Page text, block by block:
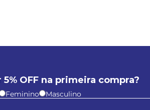
OFF na primeira compra?
Feminino Masculino